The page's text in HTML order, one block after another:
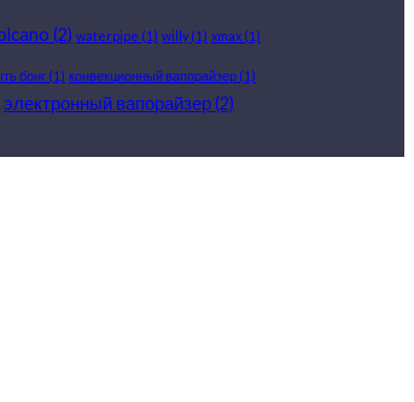
(2) waterpipe (1) willy(1) xmax (1)
бонг (1) конвекционный вапорайзер (1)
электронный вапорайзер(2)